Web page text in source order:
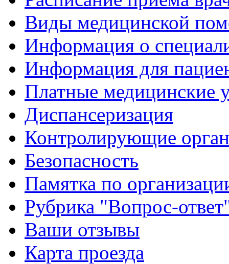
Виды медицинской
Информация о
Информация для
Платные медицинские
Диспансеризация
Контролирующие
Безопасность
Памятка по
Рубрика "Вопрос-
Ваши отзывы
Карта проезда